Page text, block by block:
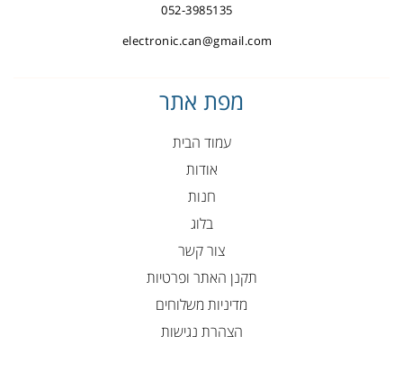
052-3985135
electronic.can@gmail.com
מפת אתר
עמוד הבית
אודות
חנות
בלוג
צור קשר
תקנן האתר ופרטיות
מדיניות משלוחים
הצהרת נגישות